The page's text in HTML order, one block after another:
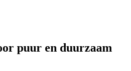
puur en duurzaam